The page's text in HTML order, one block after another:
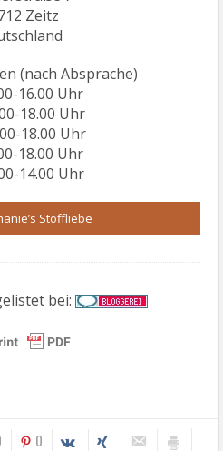
Zeitz
(nach Absprache)
16.00 Uhr
18.00 Uhr
18.00 Uhr
18.00 Uhr
14.00 Uhr
Stoffliebe
bei:
0